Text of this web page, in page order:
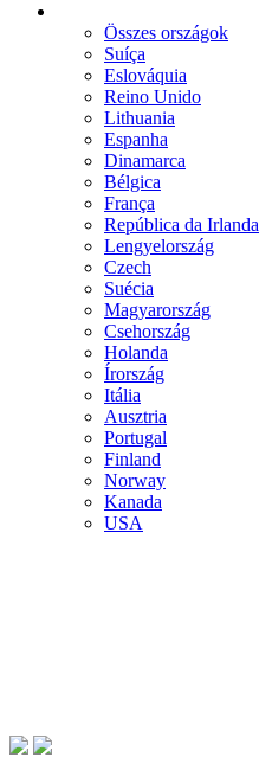
Összes országok
Suíça
Eslováquia
Reino Unido
Lithuania
Espanha
Dinamarca
Bélgica
França
República da Irlanda
Lengyelország
Czech
Suécia
Magyarország
Csehország
Holanda
Írország
Itália
Ausztria
Portugal
Finland
Norway
Kanada
USA